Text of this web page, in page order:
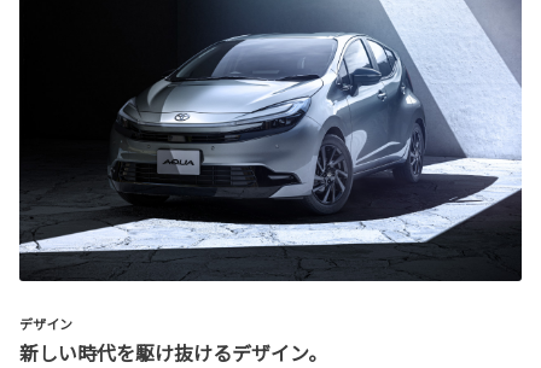
デザイン
新しい時代を駆け抜けるデザイン。